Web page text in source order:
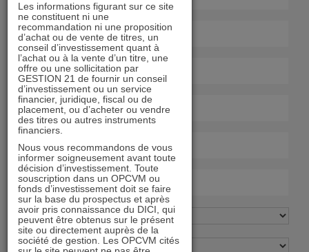
Les informations figurant sur ce site
ne constituent ni une
recommandation ni une proposition
d’achat ou de vente de titres, un
conseil d’investissement quant à
l’achat ou à la vente d’un titre, une
offre ou une sollicitation par
GESTION 21 de fournir un conseil
d’investissement ou un service
financier, juridique, fiscal ou de
placement, ou d’acheter ou vendre
des titres ou autres instruments
financiers.
Nous vous recommandons de vous
informer soigneusement avant toute
décision d’investissement. Toute
souscription dans un OPCVM ou
fonds d’investissement doit se faire
sur la base du prospectus et après
avoir pris connaissance du DICI, qui
peuvent être obtenus sur le présent
site ou directement auprès de la
société de gestion. Les OPCVM cités